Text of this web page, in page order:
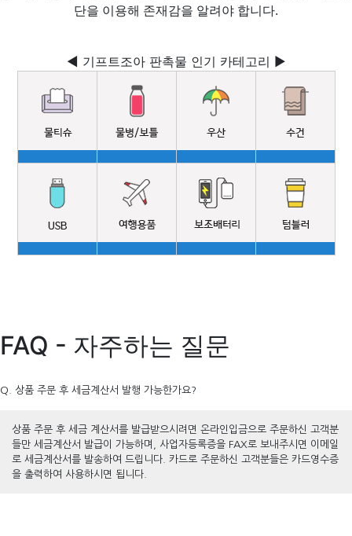
단을 이용해 존재감을 알려야 합니다.
◀ 기프트조아 판촉물 인기 카테고리 ▶
FAQ - 자주하는 질문
Q. 상품 주문 후 세금계산서 발행 가능한가요?
상품 주문 후 세금 계산서를 발급받으시려면 온라인입금으로 주문하신 고객분
들만 세금계산서 발급이 가능하며, 사업자등록증을 FAX로 보내주시면 이메일
로 세금계산서를 발송하여 드립니다. 카드로 주문하신 고객분들은 카드영수증
을 출력하여 사용하시면 됩니다.